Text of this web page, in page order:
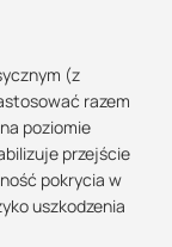
(z
razem
poziomie
przejście
pokrycia w
uszkodzenia